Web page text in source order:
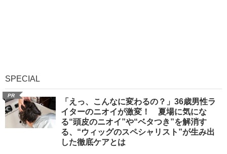
SPECIAL
PR
「えっ、こんなに変わるの？」36歳男性ラ
イターのニオイが激変！ 夏場に気にな
る“頭皮のニオイ”や“ベタつき”を解消す
る、“ウィッグのスペシャリスト”が生み出
した徹底ケアとは